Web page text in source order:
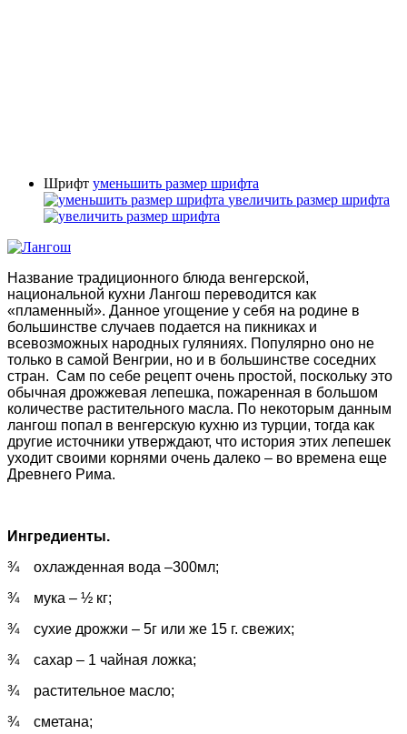
Шрифт уменьшить размер шрифта
увеличить размер шрифта
Название традиционного блюда венгерской,
национальной кухни Лангош переводится как
«пламенный». Данное угощение у себя на родине в
большинстве случаев подается на пикниках и
всевозможных народных гуляниях. Популярно оно не
только в самой Венгрии, но и в большинстве соседних
стран. Сам по себе рецепт очень простой, поскольку это
обычная дрожжевая лепешка, пожаренная в большом
количестве растительного масла. По некоторым данным
лангош попал в венгерскую кухню из турции, тогда как
другие источники утверждают, что история этих лепешек
уходит своими корнями очень далеко – во времена еще
Древнего Рима.
Ингредиенты.
¾ охлажденная вода –300мл;
¾ мука – ½ кг;
¾ сухие дрожжи – 5г или же 15 г. свежих;
¾ сахар – 1 чайная ложка;
¾ растительное масло;
¾ сметана;